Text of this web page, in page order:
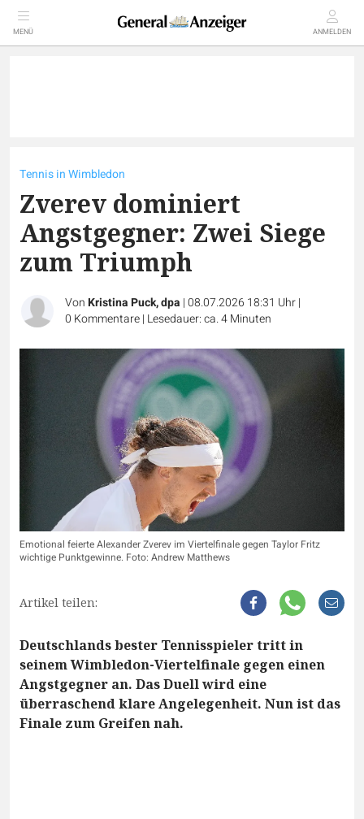
MENÜ ANMELDEN
Tennis in Wimbledon
Zverev dominiert
Angstgegner: Zwei Siege
zum Triumph
VonKristina Puck, dpa |08.07.2026 18:31 Uhr|
0 Kommentare| Lesedauer: ca. 4 Minuten
Emotional feierte Alexander Zverev im Viertelfinale gegen Taylor Fritz
wichtige Punktgewinne. Foto: Andrew Matthews
Artikel teilen:
Deutschlands bester Tennisspieler tritt in
seinem Wimbledon-Viertelfinale gegen einen
Angstgegner an. Das Duell wird eine
überraschend klare Angelegenheit. Nun ist das
Finale zum Greifen nah.